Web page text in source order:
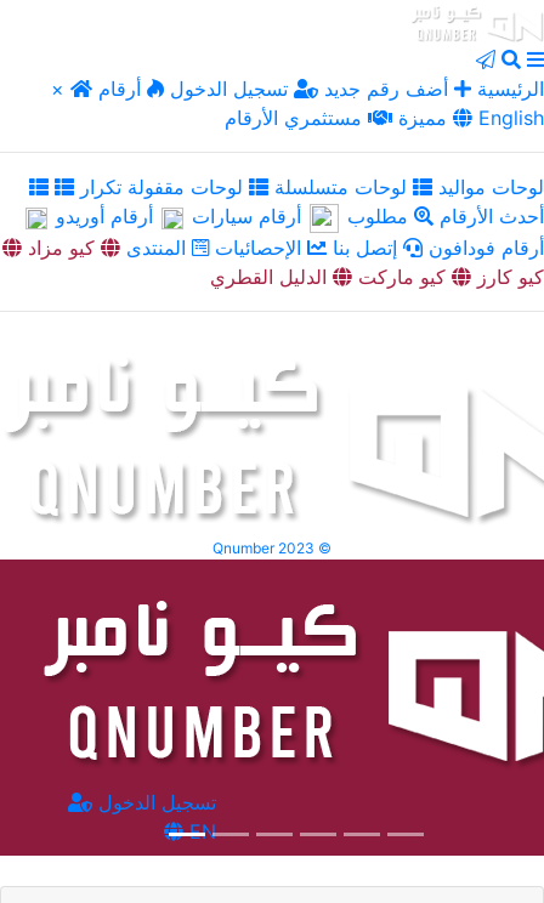
× الرئيسية أضف رقم جديد تسجيل الدخول
أرقام
مميزة
مستثمري الأرقام English
لوحات مواليد لوحات متسلسلة
لوحات مقفولة تكرار
أحدث الأرقام
مطلوب أرقام سيارات
أرقام أوريدو
أرقام فودافون
إتصل بنا الإحصائيات المنتدى
كيو مزاد
كيو كارز
كيو ماركت الدليل القطري
Qnumber 2023 ©
تسجيل الدخول
EN